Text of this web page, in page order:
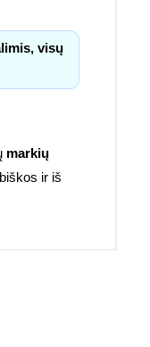
visų
markių
ir iš